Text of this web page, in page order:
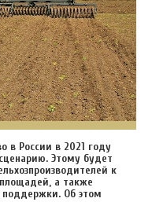
в России в 2021 году
Этому будет
к
а также
Об этом